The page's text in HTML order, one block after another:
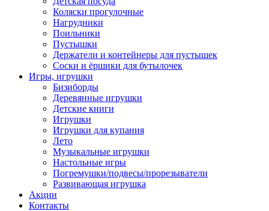
Коляски прогулочные
Нагрудники
Поильники
Пустышки
Держатели и контейнеры для пустышек
Соски и ёршики для бутылочек
Игры, игрушки
Бизиборды
Деревянные игрушки
Детские книги
Игрушки
Игрушки для купания
Лето
Музыкальные игрушки
Настольные игры
Погремушки/подвесы/прорезыватели
Развивающая игрушка
Акции
Контакты